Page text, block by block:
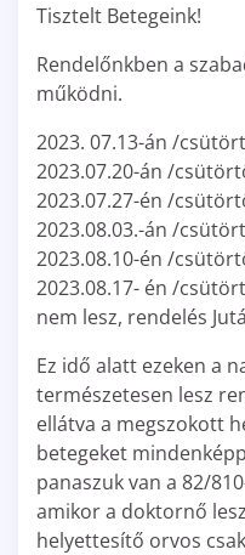
Tisztelt Betegeink!
Rendelőnkben a
működni.
2023. 07.13-án /
2023.07.20-án /
2023.07.27-én /
2023.08.03.-án /
2023.08.10-én /
2023.08.17- én /
nem lesz, rendelés
Ez idő alatt ezeken a
természetesen lesz
ellátva a megszokott
betegeket
panaszuk van a 82/
amikor a doktornő
helyettesítő orvos